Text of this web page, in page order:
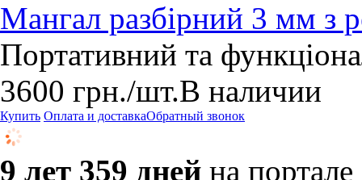
Мангал разбірний 3 мм з
Портативний та
3600 грн./шт.В наличии
Купить Оплата и доставкаОбратный звонок
9 лет 359 дней на портале